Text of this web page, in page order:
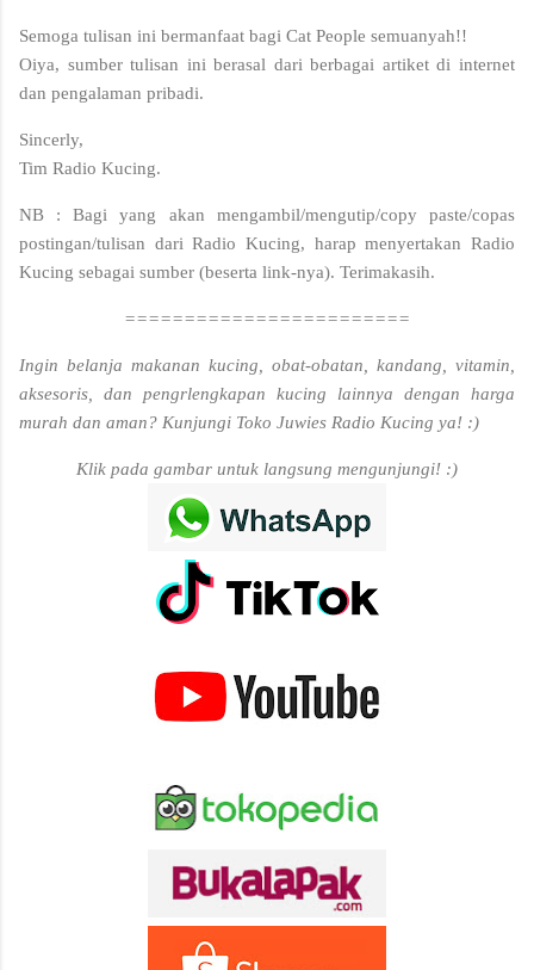
Semoga tulisan ini bermanfaat bagi Cat People semuanyah!!
Oiya, sumber tulisan ini berasal dari berbagai artiket di internet
dan pengalaman pribadi.
Sincerly,
Tim Radio Kucing.
NB : Bagi yang akan mengambil/mengutip/copy paste/copas
postingan/tulisan dari Radio Kucing, harap menyertakan Radio
Kucing sebagai sumber (beserta link-nya). Terimakasih.
========================
Ingin belanja makanan kucing, obat-obatan, kandang, vitamin,
aksesoris, dan pengrlengkapan kucing lainnya dengan harga
murah dan aman? Kunjungi Toko Juwies Radio Kucing ya! :)
Klik pada gambar untuk langsung mengunjungi! :)